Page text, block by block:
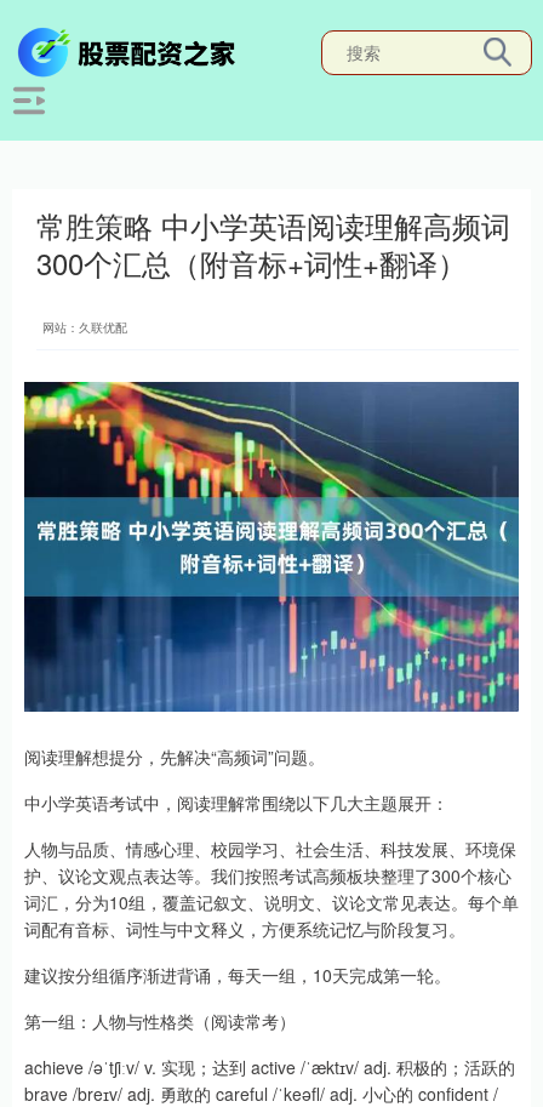
常胜策略 中小学英语阅读理解高频词
300个汇总（附音标+词性+翻译）
网站：久联优配
阅读理解想提分，先解决“高频词”问题。
中小学英语考试中，阅读理解常围绕以下几大主题展开：
人物与品质、情感心理、校园学习、社会生活、科技发展、环境保
护、议论文观点表达等。我们按照考试高频板块整理了300个核心
词汇，分为10组，覆盖记叙文、说明文、议论文常见表达。每个单
词配有音标、词性与中文释义，方便系统记忆与阶段复习。
建议按分组循序渐进背诵，每天一组，10天完成第一轮。
第一组：人物与性格类（阅读常考）
achieve /əˈtʃiːv/ v. 实现；达到 active /ˈæktɪv/ adj. 积极的；活跃的
brave /breɪv/ adj. 勇敢的 careful /ˈkeəfl/ adj. 小心的 confident /